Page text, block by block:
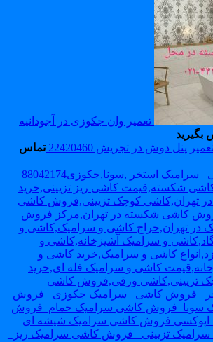
تعمیر وان جکوزی در آجودانیه
پنل دوش در تجریش 22420460
تماس